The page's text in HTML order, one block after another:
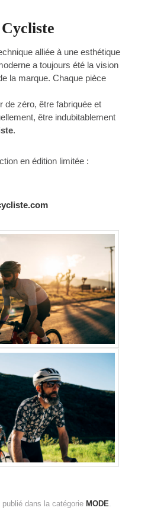
alliée à une esthétique
a toujours été la vision
la marque. Chaque pièce
de zéro, être fabriquée et
être indubitablement
.
en édition limitée :
dans la catégorie MODE